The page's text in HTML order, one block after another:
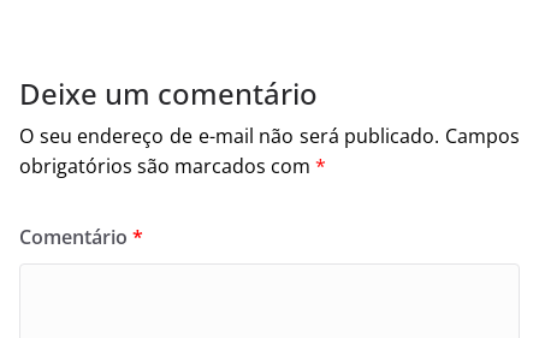
Deixe um comentário
O seu endereço de e-mail não será publicado. Campos
obrigatórios são marcados com *
Comentário *